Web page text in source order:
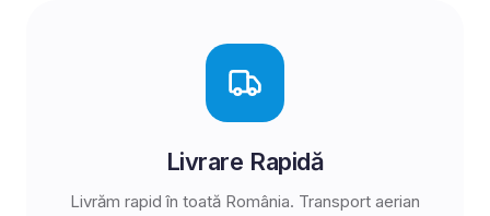
Livrare Rapidă
Livrăm rapid în toată România. Transport aerian